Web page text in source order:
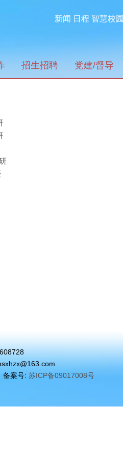
新闻 日程 智慧校园
招生招聘 党建/督导
案号: 苏ICP备09017008号